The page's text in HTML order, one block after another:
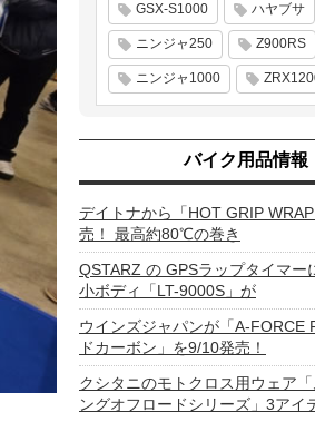
GSX-S1000 ハヤブサ
ニンジャ250 Z900RS
ニンジャ1000
バイク用品情報
デイトナから「HOT GRIP
売！ 最高約80℃の巻き
QSTARZ の GPSラップタイマー
小ボディ「LT-9000S」が
ウインズジャパンが「A-FORCE
ドカーボン」を9/10発売！
クシタニのモトクロス用ウェア
ングオフロードシリーズ」3アイ